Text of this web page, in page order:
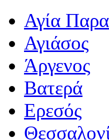
Αγία
Αγιάσος
Άργενος
Βατερά
Ερεσός